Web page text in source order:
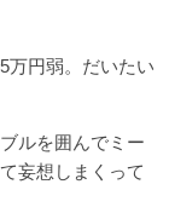
万円弱。だいたい
ルを囲んでミー
妄想しまくって